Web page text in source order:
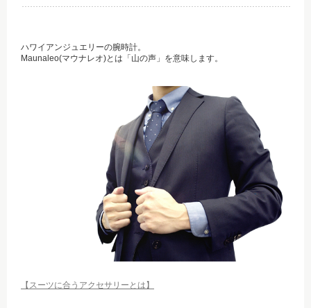
ハワイアンジュエリーの腕時計。
Maunaleo(マウナレオ)とは「山の声」を意味します。
【スーツに合うアクセサリーとは】